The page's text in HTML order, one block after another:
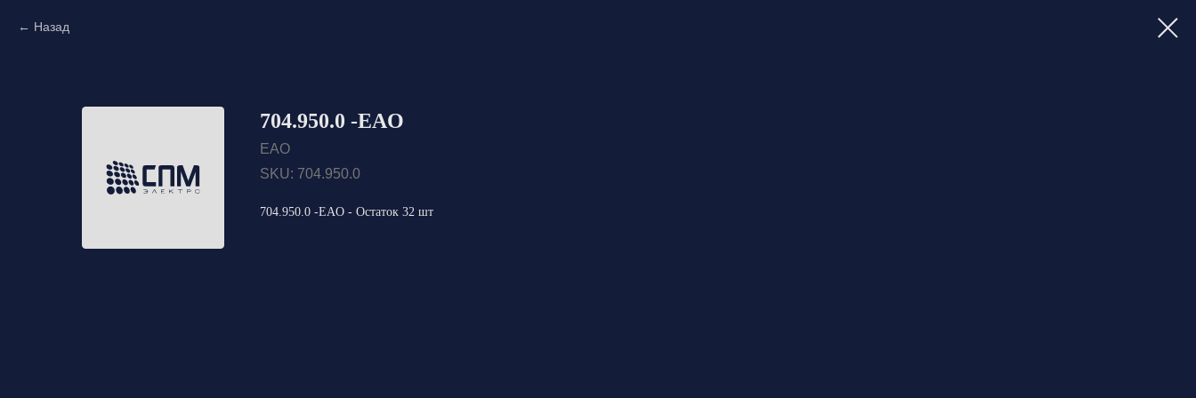
Назад
704.950.0 -EAO
EAO
SKU: 704.950.0
704.950.0 -EAO - Остаток 32 шт